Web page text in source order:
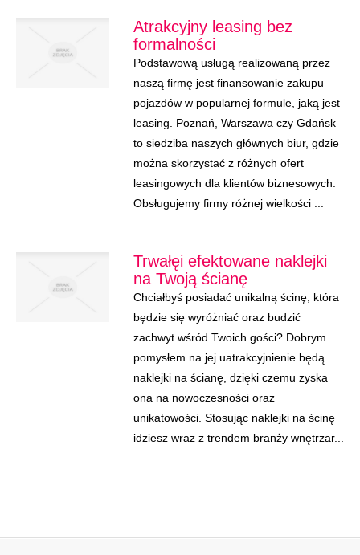
Atrakcyjny leasing bez
formalności
Podstawową usługą realizowaną przez
naszą firmę jest finansowanie zakupu
pojazdów w popularnej formule, jaką jest
leasing. Poznań, Warszawa czy Gdańsk
to siedziba naszych głównych biur, gdzie
można skorzystać z różnych ofert
leasingowych dla klientów biznesowych.
Obsługujemy firmy różnej wielkości ...
Trwałęi efektowane naklejki
na Twoją ścianę
Chciałbyś posiadać unikalną ścinę, która
będzie się wyróżniać oraz budzić
zachwyt wśród Twoich gości? Dobrym
pomysłem na jej uatrakcyjnienie będą
naklejki na ścianę, dzięki czemu zyska
ona na nowoczesności oraz
unikatowości. Stosując naklejki na ścinę
idziesz wraz z trendem branży wnętrzar...